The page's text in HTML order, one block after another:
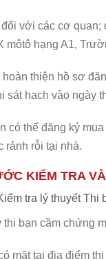
đối với các cơ quan;
môtô hạng A1,
hoàn thiện hồ sơ
sát hạch vào ngày
có thể đăng ký
rảnh rỗi tại nhà.
KIỂM TRA
tra lý thuyết Thi
bạn cầm chứng
mặt tại địa điểm